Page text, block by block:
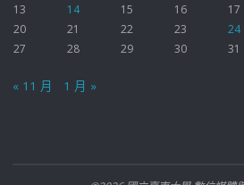
13
14 15 16 17
20
21 22 23 24
27
28 29 30 31
« 11 月 1 月 »